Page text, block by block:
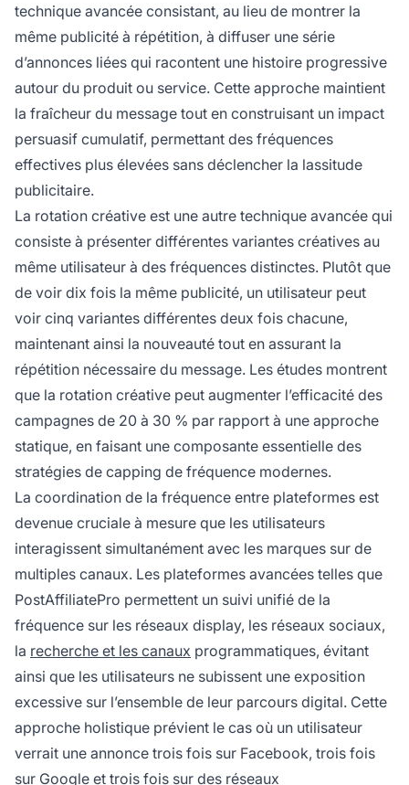
technique avancée consistant, au lieu de montrer la
même publicité à répétition, à diffuser une série
d’annonces liées qui racontent une histoire progressive
autour du produit ou service. Cette approche maintient
la fraîcheur du message tout en construisant un impact
persuasif cumulatif, permettant des fréquences
effectives plus élevées sans déclencher la lassitude
publicitaire.
La rotation créative est une autre technique avancée qui
consiste à présenter différentes variantes créatives au
même utilisateur à des fréquences distinctes. Plutôt que
de voir dix fois la même publicité, un utilisateur peut
voir cinq variantes différentes deux fois chacune,
maintenant ainsi la nouveauté tout en assurant la
répétition nécessaire du message. Les études montrent
que la rotation créative peut augmenter l’efficacité des
campagnes de 20 à 30 % par rapport à une approche
statique, en faisant une composante essentielle des
stratégies de capping de fréquence modernes.
La coordination de la fréquence entre plateformes est
devenue cruciale à mesure que les utilisateurs
interagissent simultanément avec les marques sur de
multiples canaux. Les plateformes avancées telles que
PostAffiliatePro permettent un suivi unifié de la
fréquence sur les réseaux display, les réseaux sociaux,
la recherche et les canaux programmatiques, évitant
ainsi que les utilisateurs ne subissent une exposition
excessive sur l’ensemble de leur parcours digital. Cette
approche holistique prévient le cas où un utilisateur
verrait une annonce trois fois sur Facebook, trois fois
sur Google et trois fois sur des réseaux